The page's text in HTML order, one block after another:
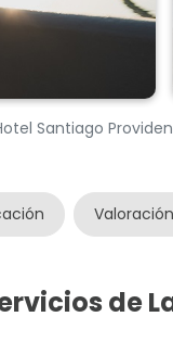
Santiago
Valoración
de